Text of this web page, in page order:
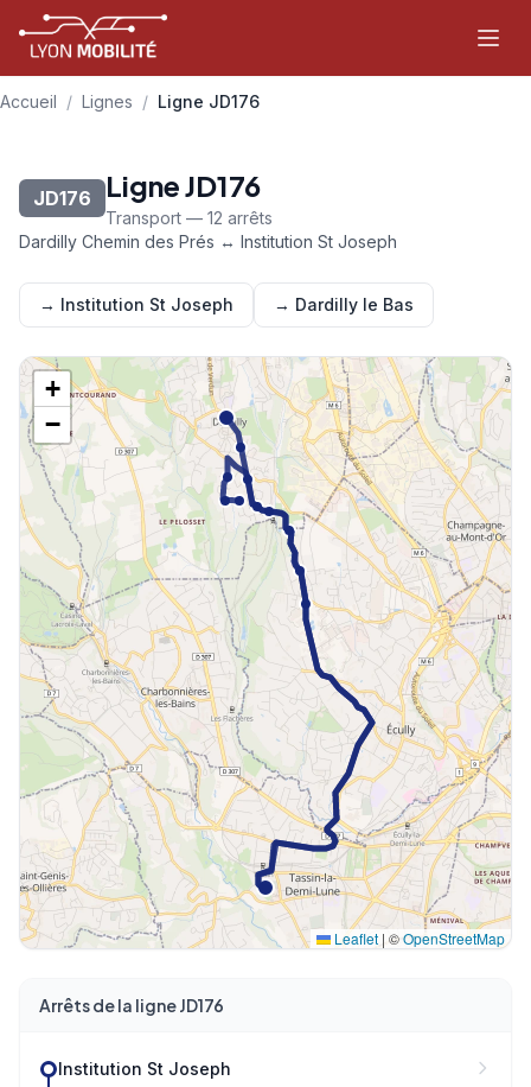
Aller au contenu principal
Accueil / Lignes / Ligne JD176
JD176 Ligne JD176
Transport — 12 arrêts
Dardilly Chemin des Prés ↔ Institution St Joseph
→ Institution St Joseph → Dardilly le Bas
Arrêts de la ligne JD176
Institution St Joseph
+
−
Leaflet | ©OpenStreetMap